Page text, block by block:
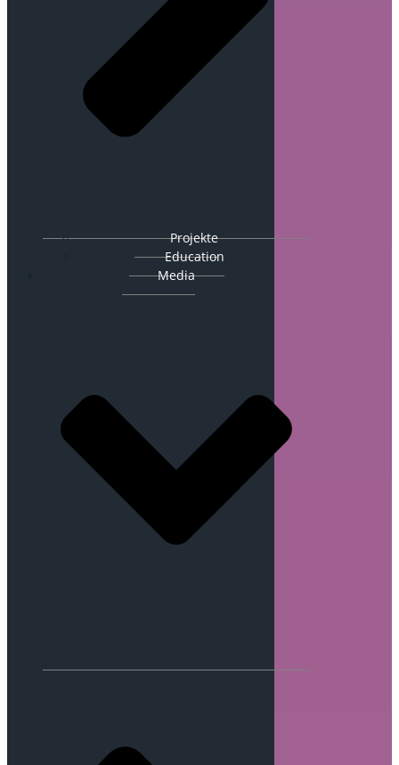
Projekte
Education
Media